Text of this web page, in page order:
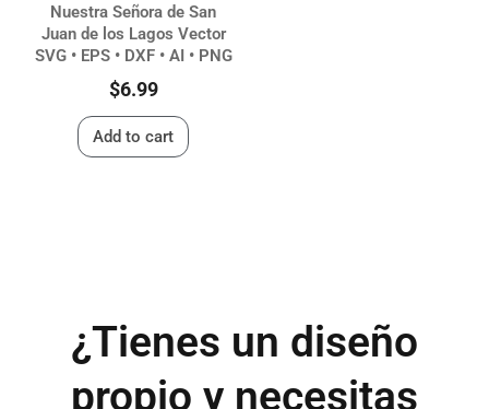
Nuestra Señora de San
Juan de los Lagos Vector
SVG • EPS • DXF • AI • PNG
$6.99
Add to cart
¿Tienes un diseño
propio y necesitas